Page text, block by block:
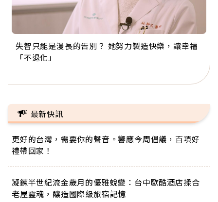
失智只能是漫長的告別？ 她努力製造快樂，讓幸福
「不退化」
來自剛果的巧克力神父 為台灣奉獻36年 「台灣是我
的家，我連作夢都講台語！」
63歲卸矽谷副總、搬回台灣找快樂！「蛋黃哥小
丑」走進安養院，逗樂上萬爺奶：退休後才開始真
104歲打破金氏世界紀錄 成為全球最年長羽球選
手，分享長壽的秘密原來是「這個」
事業巔峰他選擇追夢…黑手阿伯拉小提琴還登上小
巨蛋！連CNN都大讚！
最新快訊
更好的台灣，需要你的聲音。響應今周倡議，百項好
禮帶回家！
凝鍊半世紀流金歲月的優雅蛻變：台中歐酷酒店揉合
老屋靈魂，釀造國際級旅宿記憶